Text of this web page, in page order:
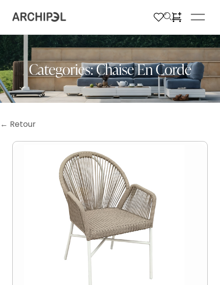
Categories:Chaise En Corde
← Retour